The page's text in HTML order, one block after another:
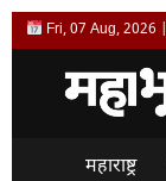
Skip
to
Fri, 07 Aug, 2026 |
महाराष्ट्र